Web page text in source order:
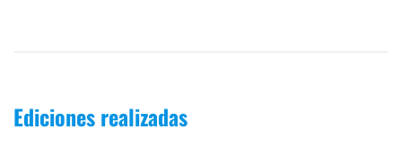
Ediciones realizadas